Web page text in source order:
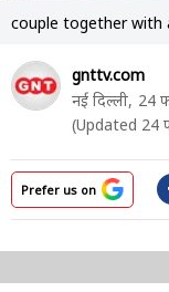
couple together with
gnttv.com
नई दिल्ली, 24
(Updated 24
Prefer us on